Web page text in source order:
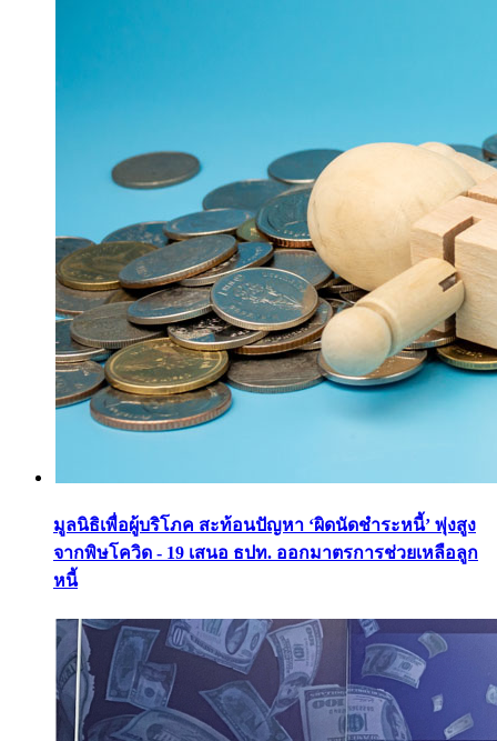
มูลนิธิเพื่อผู้บริโภค สะท้อนปัญหา ‘ผิดนัดชำระหนี้’ พุ่งสูง
จากพิษโควิด - 19 เสนอ ธปท. ออกมาตรการช่วยเหลือลูก
หนี้